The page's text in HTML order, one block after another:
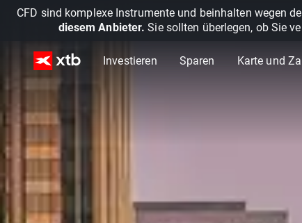
CFD sind komplexe Instrumente und beinhalten wegen
diesem Anbieter. Sie sollten überlegen, ob Sie
Investieren Sparen Karte und